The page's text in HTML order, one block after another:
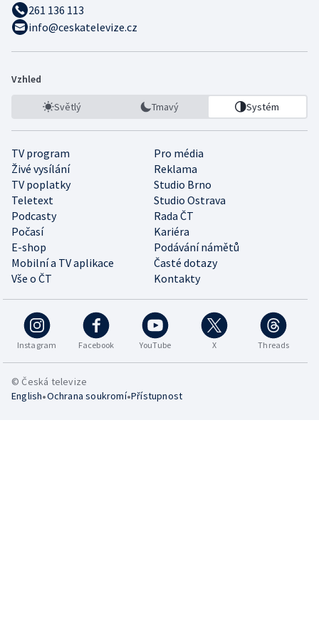
261 136 113
info@ceskatelevize.cz
Vzhled
Světlý Tmavý Systém
TV program
Pro média
Živé vysílání
Reklama
TV poplatky
Studio Brno
Teletext
Studio Ostrava
Podcasty
Rada ČT
Počasí
Kariéra
E-shop
Podávání námětů
Mobilní a TV aplikace
Časté dotazy
Vše o ČT
Kontakty
Instagram Facebook YouTube X Threads
© Česká televize
English•Ochrana soukromí•Přístupnost